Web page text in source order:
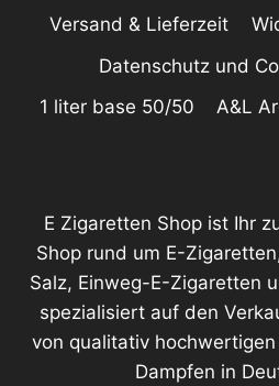
Versand & Lieferzeit
Datenschutz und
1 liter base 50/50
A&L
E Zigaretten Shop ist Ihr
Shop rund um E-
Salz, Einweg-E-Zigaretten
spezialisiert auf den
von qualitativ
Dampfen in